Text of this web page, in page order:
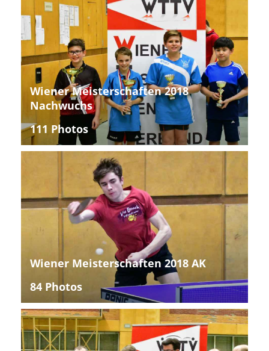
Wiener Meisterschaften 2018
Nachwuchs
111 Photos
Wiener Meisterschaften 2018 AK
84 Photos